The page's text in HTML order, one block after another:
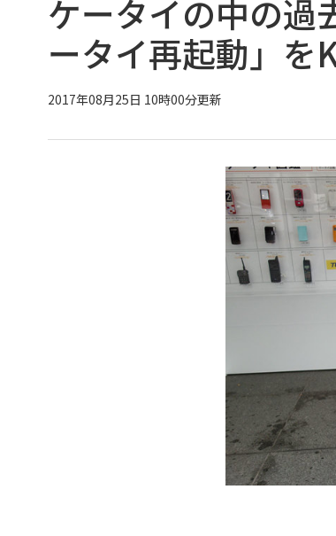
ケータイの中の過
ータイ再起動」を
2017年08月25日 10時00分更新